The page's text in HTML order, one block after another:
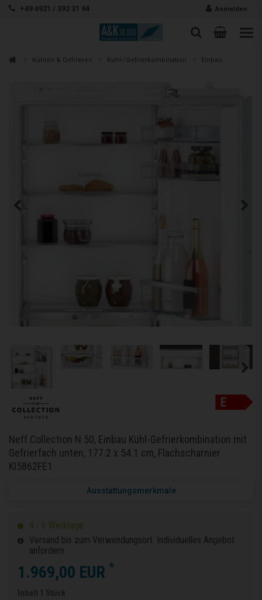
Zum Inhalt springen
+49 4921 / 392 31 94 Anmelden
Suche
Suchen
Zur Kühlen & Gefrieren Kühl-/Gefrierkombination Einbau
Neff Collection N 50, Einbau Kühl-Gefrierkombination mit
Gefrierfach unten, 177.2 x 54.1 cm, Flachscharnier
KI5862FE1
Ausstattungsmerkmale
4 - 6 Werktage
Versand bis zum Verwendungsort. Individuelles Angebot
anfordern.
1.969,00 EUR *
Inhalt 1 Stück